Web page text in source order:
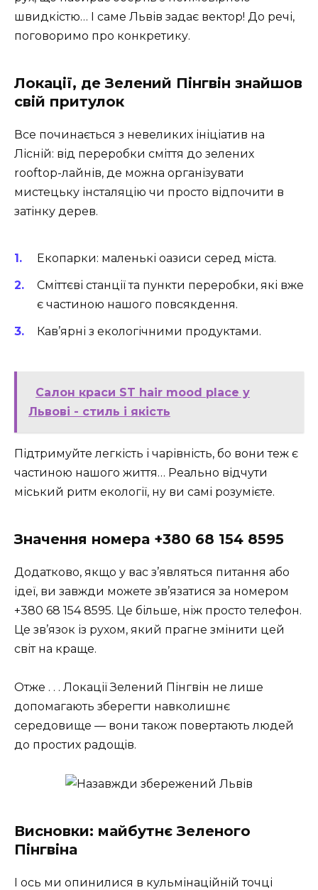
швидкістю… І саме Львів задає вектор! До речі,
поговоримо про конкретику.
Локації, де Зелений Пінгвін знайшов
свій притулок
Все починається з невеликих ініціатив на
Лісній: від переробки сміття до зелених
rooftop-лайнів, де можна організувати
мистецьку інсталяцію чи просто відпочити в
затінку дерев.
Екопарки: маленькі оазиси серед міста.
Сміттєві станції та пункти переробки, які вже
є частиною нашого повсякдення.
Кав’ярні з екологічними продуктами.
Салон краси ST hair mood place у
Львові - стиль і якість
Підтримуйте легкість і чарівність, бо вони теж є
частиною нашого життя… Реально відчути
міський ритм екології, ну ви самі розумієте.
Значення номера +380 68 154 8595
Додатково, якщо у вас з’являться питання або
ідеї, ви завжди можете зв’язатися за номером
+380 68 154 8595. Це більше, ніж просто телефон.
Це зв’язок із рухом, який прагне змінити цей
світ на краще.
Отже . . . Локації Зелений Пінгвін не лише
допомагають зберегти навколишнє
середовище — вони також повертають людей
до простих радощів.
Висновки: майбутнє Зеленого
Пінгвіна
І ось ми опинилися в кульмінаційній точці